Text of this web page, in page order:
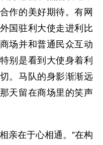
作的美好期待。有网
国驻利大使走进利比
场并和普通民众互动
别是看到大使身着利
。马队的身影渐渐远
天留在商场里的笑声
亲在于心相通。”在构